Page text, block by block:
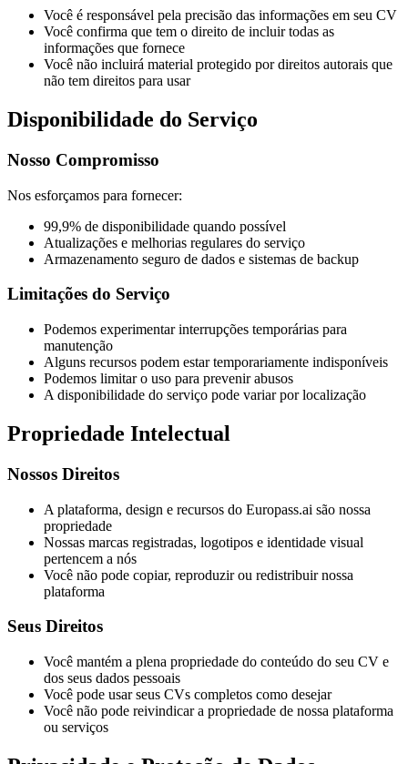
Você é responsável pela precisão das informações em seu CV
Você confirma que tem o direito de incluir todas as
informações que fornece
Você não incluirá material protegido por direitos autorais que
não tem direitos para usar
Disponibilidade do Serviço
Nosso Compromisso
Nos esforçamos para fornecer:
99,9% de disponibilidade quando possível
Atualizações e melhorias regulares do serviço
Armazenamento seguro de dados e sistemas de backup
Limitações do Serviço
Podemos experimentar interrupções temporárias para
manutenção
Alguns recursos podem estar temporariamente indisponíveis
Podemos limitar o uso para prevenir abusos
A disponibilidade do serviço pode variar por localização
Propriedade Intelectual
Nossos Direitos
A plataforma, design e recursos do Europass.ai são nossa
propriedade
Nossas marcas registradas, logotipos e identidade visual
pertencem a nós
Você não pode copiar, reproduzir ou redistribuir nossa
plataforma
Seus Direitos
Você mantém a plena propriedade do conteúdo do seu CV e
dos seus dados pessoais
Você pode usar seus CVs completos como desejar
Você não pode reivindicar a propriedade de nossa plataforma
ou serviços